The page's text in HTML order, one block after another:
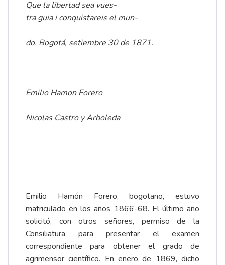
Que la libertad sea vues-
tra guia i conquistareis el mun-
do. Bogotá, setiembre 30 de 1871.
Emilio Hamon Forero
Nicolas Castro y Arboleda
Emilio Hamón Forero, bogotano, estuvo
matriculado en los años 1866-68. El último año
solicitó, con otros señores, permiso de la
Consiliatura para presentar el examen
correspondiente para obtener el grado de
agrimensor científico. En enero de 1869, dicho